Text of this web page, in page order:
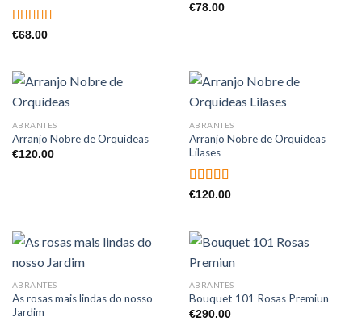
Avaliação
€68.00
€78.00
ABRANTES
Arranjo Nobre de Orquídeas
€120.00
ABRANTES
Arranjo Nobre de Orquídeas
Lilases
Avaliação
€120.00
ABRANTES
As rosas mais lindas do nosso
Jardim
ABRANTES
Bouquet 101 Rosas Premiun
€290.00